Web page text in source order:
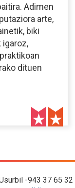
Adimen
arte,
biki
igaroz,
dituen
-943 37 65 32